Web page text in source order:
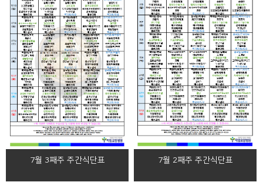
7월 3째주 주간식단표 7월 2째주 주간식단표